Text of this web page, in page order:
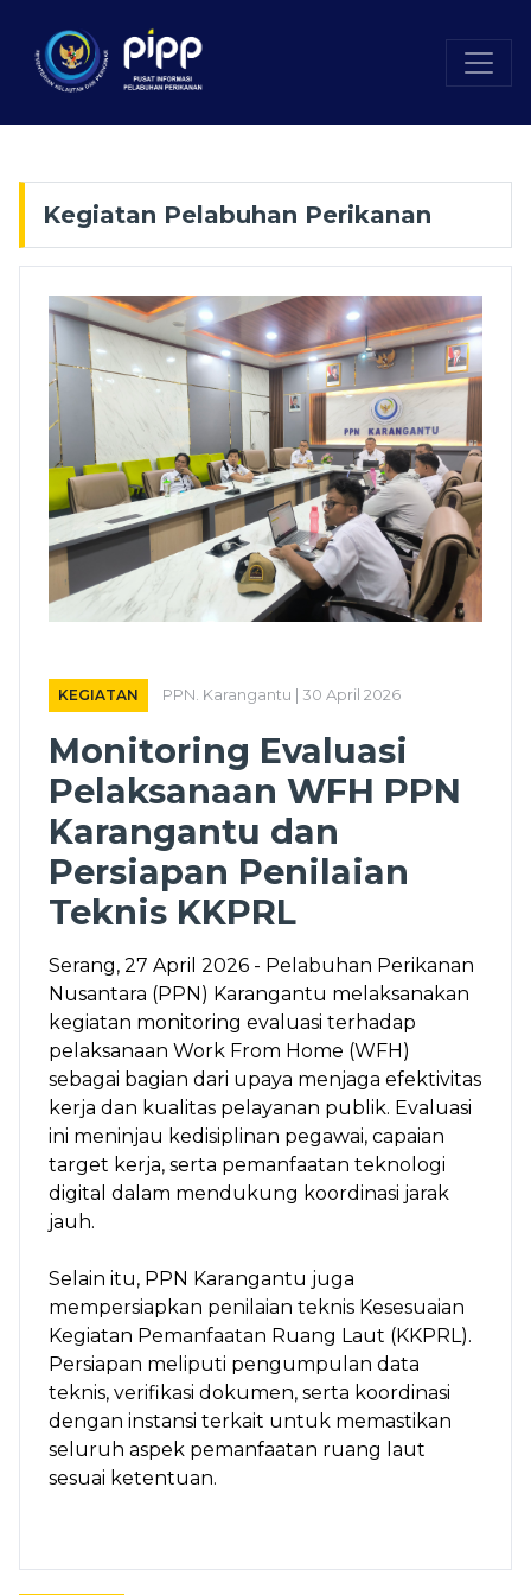
Kegiatan Pelabuhan Perikanan
KEGIATAN PPN. Karangantu | 30 April 2026
Monitoring Evaluasi
Pelaksanaan WFH PPN
Karangantu dan
Persiapan Penilaian
Teknis KKPRL
Serang, 27 April 2026 - Pelabuhan Perikanan
Nusantara (PPN) Karangantu melaksanakan
kegiatan monitoring evaluasi terhadap
pelaksanaan Work From Home (WFH)
sebagai bagian dari upaya menjaga efektivitas
kerja dan kualitas pelayanan publik. Evaluasi
ini meninjau kedisiplinan pegawai, capaian
target kerja, serta pemanfaatan teknologi
digital dalam mendukung koordinasi jarak
jauh.
Selain itu, PPN Karangantu juga
mempersiapkan penilaian teknis Kesesuaian
Kegiatan Pemanfaatan Ruang Laut (KKPRL).
Persiapan meliputi pengumpulan data
teknis, verifikasi dokumen, serta koordinasi
dengan instansi terkait untuk memastikan
seluruh aspek pemanfaatan ruang laut
sesuai ketentuan.